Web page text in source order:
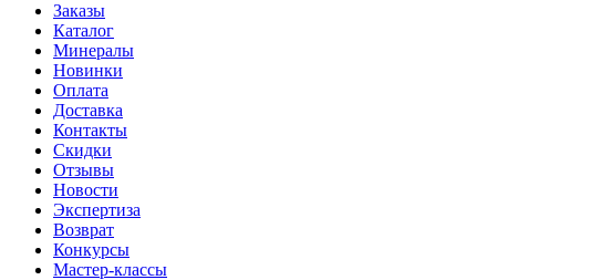
Заказы
Каталог
Минералы
Новинки
Оплата
Доставка
Контакты
Скидки
Отзывы
Новости
Экспертиза
Возврат
Конкурсы
Мастер-классы